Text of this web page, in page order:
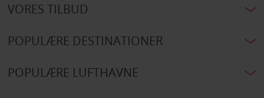
VORES TILBUD
POPULÆRE DESTINATIONER
POPULÆRE LUFTHAVNE